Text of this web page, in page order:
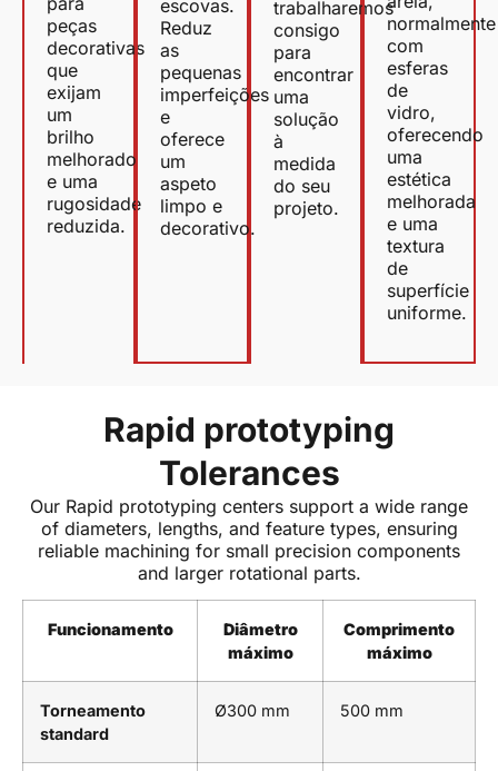
peças
decorativas
que
exijam
um
brilho
melhorado
e uma
rugosidade
reduzida.
escovas.
Reduz
as
pequenas
imperfeições
e
oferece
um
aspeto
limpo e
decorativo.
trabalharemos
consigo
para
encontrar
uma
solução
à
medida
do seu
projeto.
normalmente
com
esferas
de
vidro,
oferecendo
uma
estética
melhorada
e uma
textura
de
superfície
uniforme.
Rapid prototyping
Tolerances
Our Rapid prototyping centers support a wide range
of diameters, lengths, and feature types, ensuring
reliable machining for small precision components
and larger rotational parts.
Funcionamento
Diâmetro
máximo
Comprimento
máximo
Torneamento
standard
Ø300 mm 500 mm